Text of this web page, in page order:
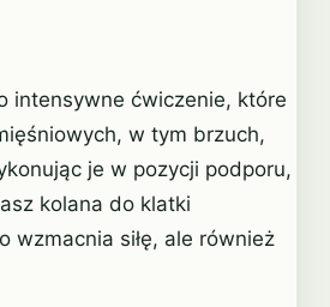
intensywne ćwiczenie, które
w tym brzuch,
je w pozycji podporu,
kolana do klatki
wzmacnia siłę, ale również